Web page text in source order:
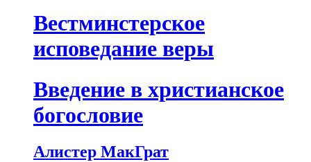
Вестминстерское
исповедание веры
Введение в христианское
богословие
Алистер МакГрат